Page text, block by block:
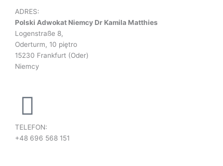
e
b
o
k
-
e
d
-
a
g
ADRES:
Polski Adwokat Niemcy Dr Kamila Matthies
Logenstraße 8,
Oderturm, 10 piętro
15230 Frankfurt (Oder)
Niemcy
TELEFON:
+48 696 568 151